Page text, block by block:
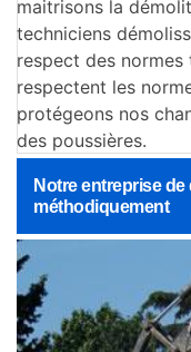
maitrisons la
techniciens
respect des normes
respectent les
protégeons nos
des poussières.
Notre entreprise
méthodiquement